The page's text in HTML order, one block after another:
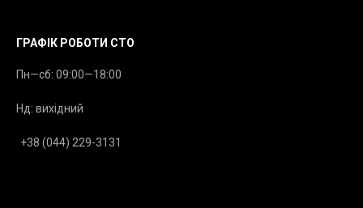
ГРАФІК РОБОТИ СТО
Пн—сб: 09:00—18:00
Нд: вихідний
+38 (044) 229-3131